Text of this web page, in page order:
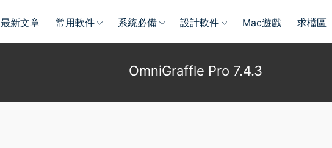
最新文章 常用軟件 系統必備 設計軟件 Mac遊戲 求檔區
OmniGraffle Pro 7.4.3